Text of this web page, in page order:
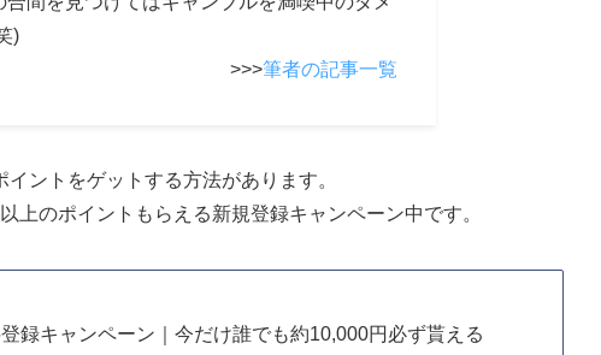
)
>>>筆者の記事一覧
ントをゲットする方法があります。
上のポイントもらえる新規登録キャンペーン中です。
録キャンペーン｜今だけ誰でも約10,000円必ず貰える